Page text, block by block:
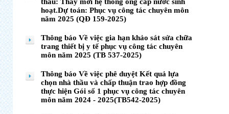
hoạt.Dự toán: Phục vụ công tác chuyên môn
năm 2025 (QĐ 159-2025)
Thông báo Về việc gia hạn khảo sát sửa chữa
trang thiết bị y tế phục vụ công tác chuyên
môn năm 2025 (TB 537-2025)
Thông báo Về việc phê duyệt Kết quả lựa
chọn nhà thầu và chấp thuận trao hợp đồng
thực hiện Gói số 1 phục vụ công tác chuyên
môn năm 2024 - 2025(TB542-2025)